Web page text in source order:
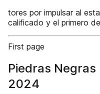
tores por impulsar al
calificado y el primero
First page
Piedras
2024